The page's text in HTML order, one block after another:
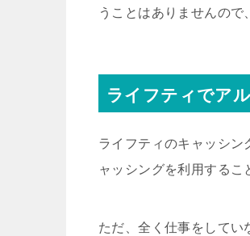
うことはありませんので
ライフティでア
ライフティのキャッシン
ャッシングを利用するこ
ただ、全く仕事をしてい